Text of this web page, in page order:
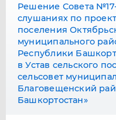
Решение Совета
слушаниях по
поселения
муниципального
Республики
в Устав сельского
сельсовет
Благовещенский
Башкортостан»